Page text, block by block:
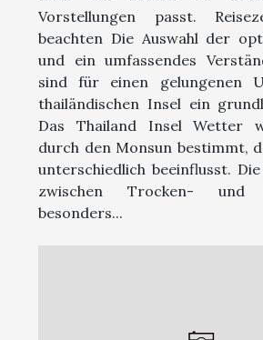
Vorstellungen passt.
beachten Die Auswahl der
und ein umfassendes
sind für einen gelungenen
thailändischen Insel ein
Das Thailand Insel Wetter
durch den Monsun bestimmt,
unterschiedlich beeinflusst.
zwischen Trocken- und
besonders...